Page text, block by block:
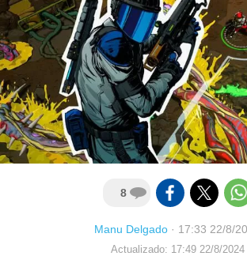
8
Manu Delgado · 17:33 22/8/
Actualizado: 17:49 22/8/2024